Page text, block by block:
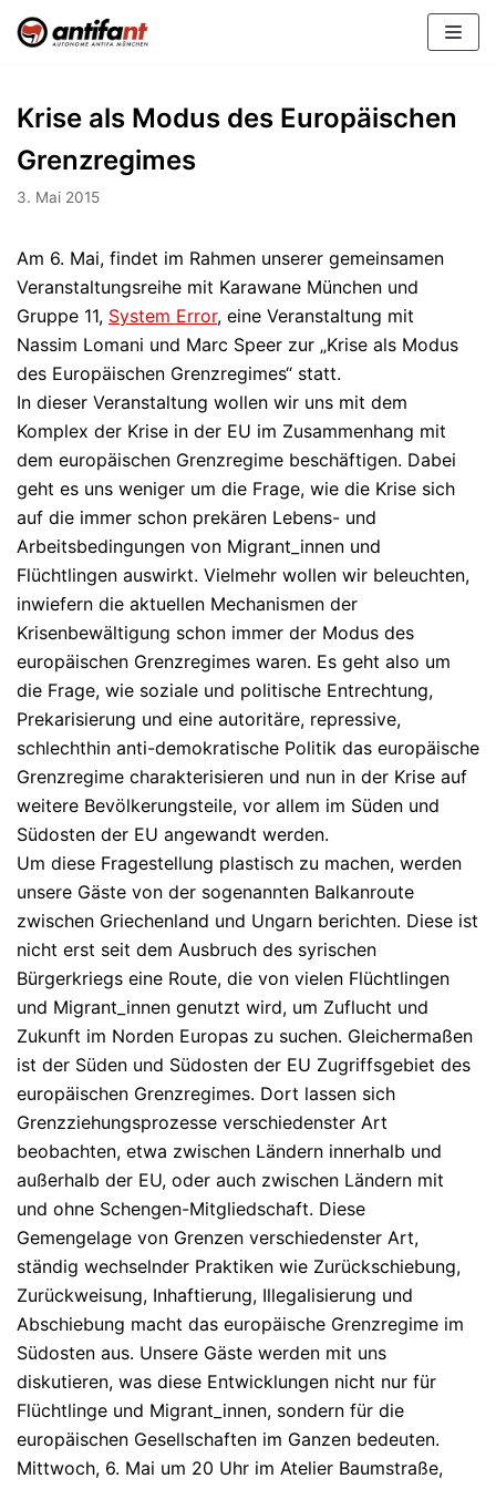
Zum
Inhalt
Krise als Modus des Europäischen
Grenzregimes
3. Mai 2015
Am 6. Mai, findet im Rahmen unserer gemeinsamen
Veranstaltungsreihe mit Karawane München und
Gruppe 11, System Error, eine Veranstaltung mit
Nassim Lomani und Marc Speer zur „Krise als Modus
des Europäischen Grenzregimes“ statt.
In dieser Veranstaltung wollen wir uns mit dem
Komplex der Krise in der EU im Zusammenhang mit
dem europäischen Grenzregime beschäftigen. Dabei
geht es uns weniger um die Frage, wie die Krise sich
auf die immer schon prekären Lebens- und
Arbeitsbedingungen von Migrant_innen und
Flüchtlingen auswirkt. Vielmehr wollen wir beleuchten,
inwiefern die aktuellen Mechanismen der
Krisenbewältigung schon immer der Modus des
europäischen Grenzregimes waren. Es geht also um
die Frage, wie soziale und politische Entrechtung,
Prekarisierung und eine autoritäre, repressive,
schlechthin anti-demokratische Politik das europäische
Grenzregime charakterisieren und nun in der Krise auf
weitere Bevölkerungsteile, vor allem im Süden und
Südosten der EU angewandt werden.
Um diese Fragestellung plastisch zu machen, werden
unsere Gäste von der sogenannten Balkanroute
zwischen Griechenland und Ungarn berichten. Diese ist
nicht erst seit dem Ausbruch des syrischen
Bürgerkriegs eine Route, die von vielen Flüchtlingen
und Migrant_innen genutzt wird, um Zuflucht und
Zukunft im Norden Europas zu suchen. Gleichermaßen
ist der Süden und Südosten der EU Zugriffsgebiet des
europäischen Grenzregimes. Dort lassen sich
Grenzziehungsprozesse verschiedenster Art
beobachten, etwa zwischen Ländern innerhalb und
außerhalb der EU, oder auch zwischen Ländern mit
und ohne Schengen-Mitgliedschaft. Diese
Gemengelage von Grenzen verschiedenster Art,
ständig wechselnder Praktiken wie Zurückschiebung,
Zurückweisung, Inhaftierung, Illegalisierung und
Abschiebung macht das europäische Grenzregime im
Südosten aus. Unsere Gäste werden mit uns
diskutieren, was diese Entwicklungen nicht nur für
Flüchtlinge und Migrant_innen, sondern für die
europäischen Gesellschaften im Ganzen bedeuten.
Mittwoch, 6. Mai um 20 Uhr im Atelier Baumstraße,